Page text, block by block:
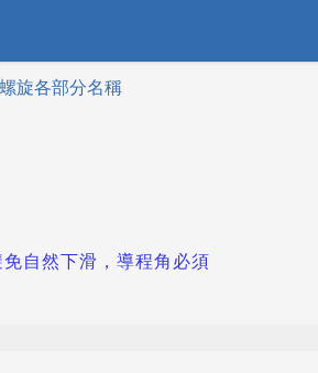
旋各部分名稱
自然下滑，導程角必須